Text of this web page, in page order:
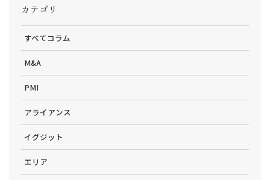
カテゴリ
すべてコラム
M&A
PMI
アライアンス
イグジット
エリア